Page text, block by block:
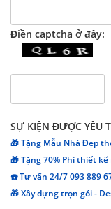
Điền captcha ở đây:
SỰ KIỆN ĐƯỢC YÊU
🎁 Tặng Mẫu Nhà Đẹp
🎁 Tặng 70% Phí thiết
☎️ Tư vấn 24/7 093 889
🎁 Xây dựng trọn gói -